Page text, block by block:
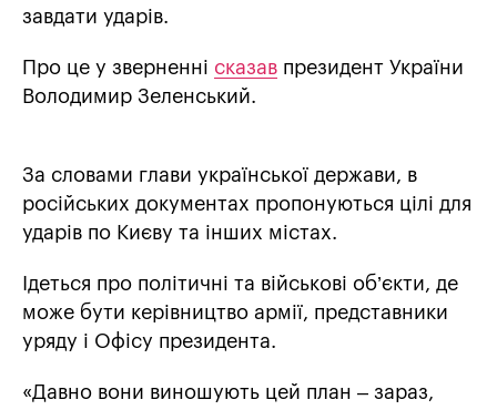
завдати ударів.
Про це у зверненні сказав президент України
Володимир Зеленський.
За словами глави української держави, в
російських документах пропонуються цілі для
ударів по Києву та інших містах.
Ідеться про політичні та військові об’єкти, де
може бути керівництво армії, представники
уряду і Офісу президента.
«Давно вони виношують цей план – зараз,